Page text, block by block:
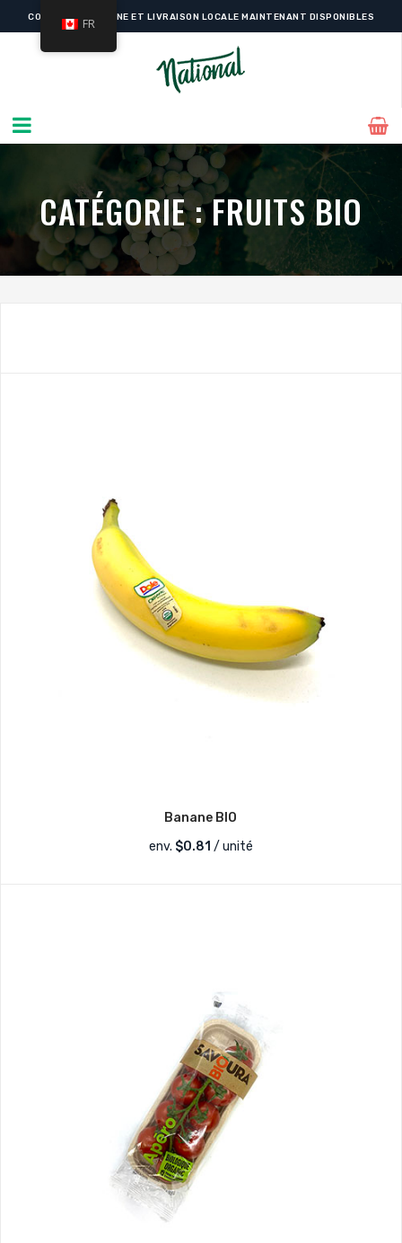
COMMANDE EN LIGNE ET LIVRAISON LOCALE MAINTENANT DISPONIBLES
CATÉGORIE :FRUITS BIO
Banane BIO
env. $0.81 / unité
FR